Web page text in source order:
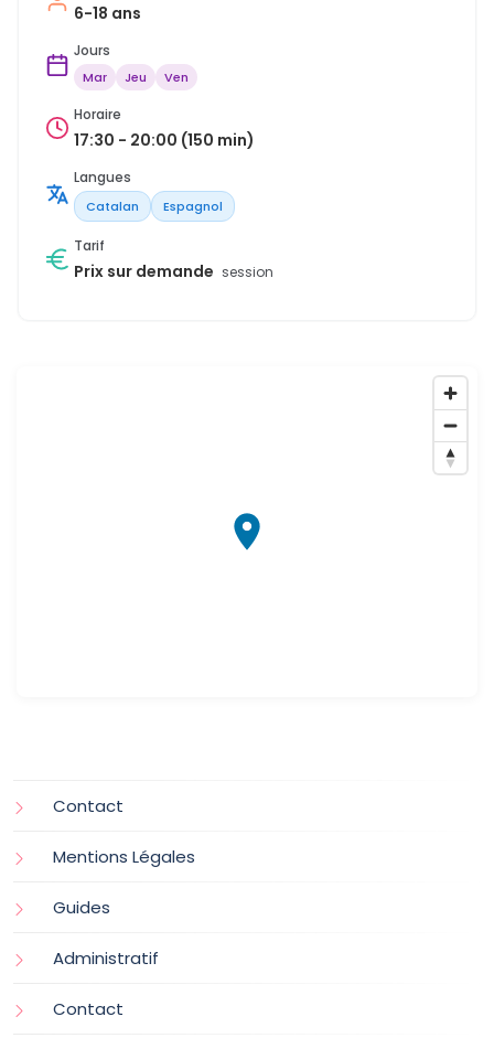
6-18 ans
Jours
Mar Jeu Ven
Horaire
17:30 - 20:00 (150 min)
Langues
Catalan Espagnol
Tarif
Prix sur demande session
Contact
Mentions Légales
Guides
Administratif
Contact